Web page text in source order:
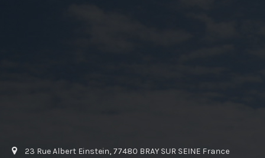
23 Rue Albert Einstein, 77480 BRAY SUR SEINE France